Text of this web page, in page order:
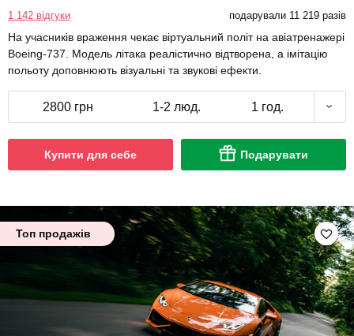
1 142 відгуки подарували 11 219 разів
На учасників враження чекає віртуальний політ на авіатренажері
Boeing-737. Модель літака реалістично відтворена, а імітацію
польоту доповнюють візуальні та звукові ефекти.
2800 грн 1-2 люд. 1 год.
Купити для себе Подарувати
Топ продажів